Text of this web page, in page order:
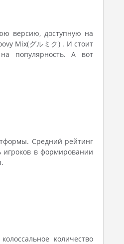
версию, доступную на
Mix(グルミク) . И стоит
популярность. А вот
Средний рейтинг
игроков в формировании
количество